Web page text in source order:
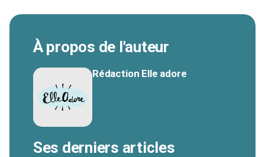
À propos de l'auteur
Rédaction Elle adore
Ses derniers articles